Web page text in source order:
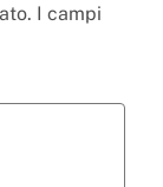
I campi